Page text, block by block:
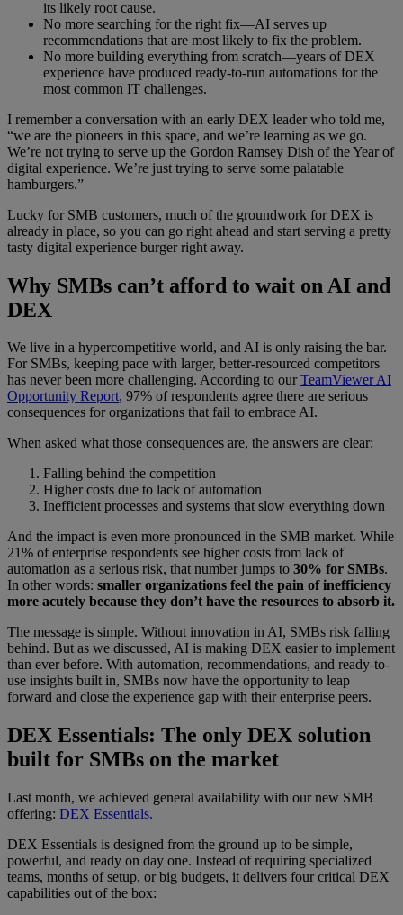
its likely root cause.
No more searching for the right fix—AI serves up
recommendations that are most likely to fix the problem.
No more building everything from scratch—years of DEX
experience have produced ready-to-run automations for the
most common IT challenges.
I remember a conversation with an early DEX leader who told me,
“we are the pioneers in this space, and we’re learning as we go.
We’re not trying to serve up the Gordon Ramsey Dish of the Year of
digital experience. We’re just trying to serve some palatable
hamburgers.”
Lucky for SMB customers, much of the groundwork for DEX is
already in place, so you can go right ahead and start serving a pretty
tasty digital experience burger right away.
Why SMBs can’t afford to wait on AI and
DEX
We live in a hypercompetitive world, and AI is only raising the bar.
For SMBs, keeping pace with larger, better-resourced competitors
has never been more challenging. According to ourTeamViewer AI
Opportunity Report, 97% of respondents agree there are serious
consequences for organizations that fail to embrace AI.
When asked what those consequences are, the answers are clear:
Falling behind the competition
Higher costs due to lack of automation
Inefficient processes and systems that slow everything down
And the impact is even more pronounced in the SMB market. While
21% of enterprise respondents see higher costs from lack of
automation as a serious risk, that number jumps to 30% for SMBs.
In other words: smaller organizations feel the pain of inefficiency
more acutely because they don’t have the resources to absorb it.
The message is simple. Without innovation in AI, SMBs risk falling
behind. But as we discussed, AI is making DEX easier to implement
than ever before. With automation, recommendations, and ready-to-
use insights built in, SMBs now have the opportunity to leap
forward and close the experience gap with their enterprise peers.
DEX Essentials: The only DEX solution
built for SMBs on the market
Last month, we achieved general availability with our new SMB
offering: DEX Essentials.
DEX Essentials is designed from the ground up to be simple,
powerful, and ready on day one. Instead of requiring specialized
teams, months of setup, or big budgets, it delivers four critical DEX
capabilities out of the box: